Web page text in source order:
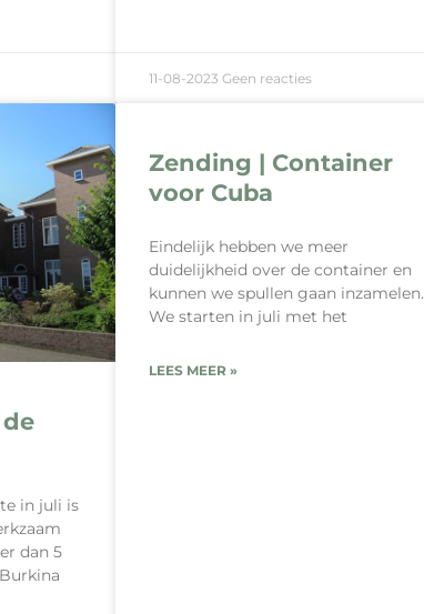
11-08-2023 Geen reacties
in juli is
dan 5
Zending | Container
voor Cuba
Eindelijk hebben we meer
duidelijkheid over de container en
kunnen we spullen gaan inzamelen.
We starten in juli met het
LEES MEER »